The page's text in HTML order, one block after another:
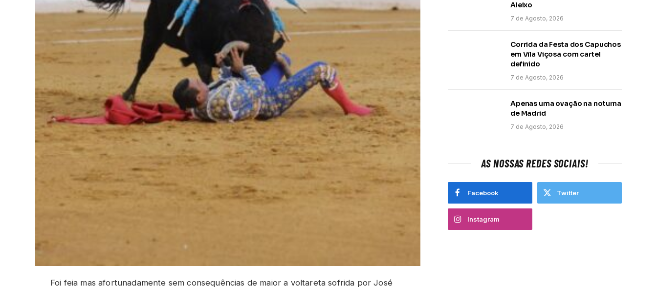
Foi feia mas afortunadamente sem consequências de maior a voltareta sofrida por José
Aleixo
7 de Agosto, 2026
Corrida da Festa dos Capuchos
em Vila Viçosa com cartel
definido
7 de Agosto, 2026
Apenas uma ovação na noturna
de Madrid
7 de Agosto, 2026
AS NOSSAS REDES SOCIAIS!
Facebook Twitter
Instagram